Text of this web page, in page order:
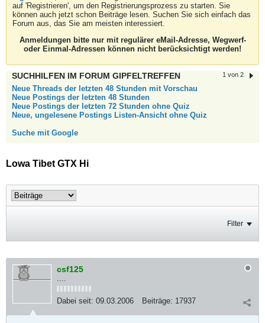
auf 'Registrieren', um den Registrierungsprozess zu starten. Sie
können auch jetzt schon Beiträge lesen. Suchen Sie sich einfach das
Forum aus, das Sie am meisten interessiert.
Anmeldungen bitte nur mit regulärer eMail-Adresse, Wegwerf-
oder Einmal-Adressen können nicht berücksichtigt werden!
1 von 2
SUCHHILFEN IM FORUM GIPFELTREFFEN
Neue Threads der letzten 48 Stunden mit Vorschau
Neue Postings der letzten 48 Stunden
Neue Postings der letzten 72 Stunden ohne Quiz
Neue, ungelesene Postings Listen-Ansicht ohne Quiz
Suche mit Google
Lowa Tibet GTX Hi
Filter
csf125
....
Dabei seit: 09.03.2006 Beiträge: 17937